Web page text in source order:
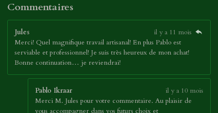
Commentaires
Jules
il y a 11 mois
Merci! Quel magnifique travail artisanal! En plus Pablo est
serviable et professionnel! Je suis très heureux de mon achat!
Bonne continuation… je reviendrai!
Pablo Ikraar
il y a 10 mois
Merci M. Jules pour votre commentaire. Au plaisir de
vous accompagner dans vos futurs choix et